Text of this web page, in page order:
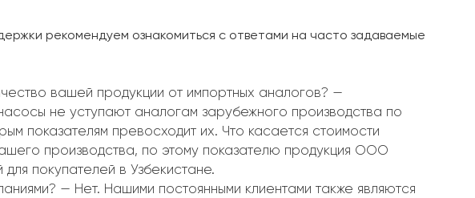
рекомендуем ознакомиться с ответами на часто задаваемые
вашей продукции от импортных аналогов? —
не уступают аналогам зарубежного производства по
показателям превосходит их. Что касается стоимости
производства, по этому показателю продукция ООО
для покупателей в Узбекистане.
— Нет. Нашими постоянными клиентами также являются